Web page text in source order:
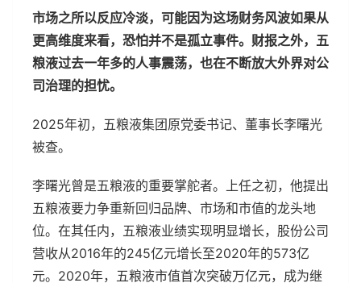
市场之所以反应冷淡，可能因为这场财务风波如果从
更高维度来看，恐怕并不是孤立事件。财报之外，五
粮液过去一年多的人事震荡，也在不断放大外界对公
司治理的担忧。
2025年初，五粮液集团原党委书记、董事长李曙光
被查。
李曙光曾是五粮液的重要掌舵者。上任之初，他提出
五粮液要力争重新回归品牌、市场和市值的龙头地
位。在其任内，五粮液业绩实现明显增长，股份公司
营收从2016年的245亿元增长至2020年的573亿
元。2020年，五粮液市值首次突破万亿元，成为继